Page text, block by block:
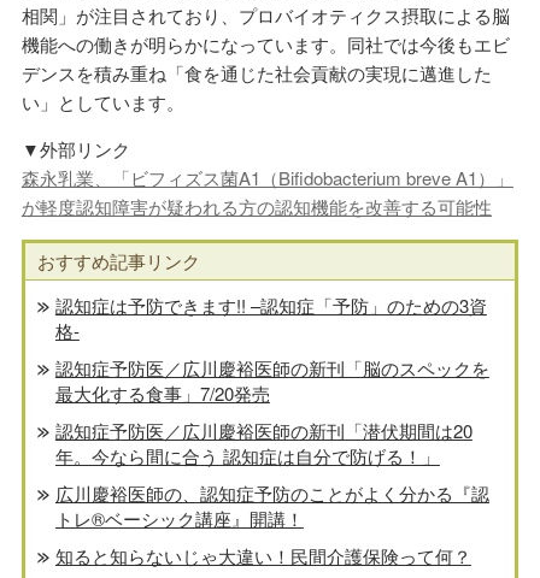
相関」が注目されており、プロバイオティクス摂取による脳
機能への働きが明らかになっています。同社では今後もエビ
デンスを積み重ね「食を通じた社会貢献の実現に邁進した
い」としています。
▼外部リンク
森永乳業、「ビフィズス菌A1（Bifidobacterium breve A1）」
が軽度認知障害が疑われる方の認知機能を改善する可能性
おすすめ記事リンク
認知症は予防できます!! –認知症「予防」のための3資
格-
認知症予防医／広川慶裕医師の新刊「脳のスペックを
最大化する食事」7/20発売
認知症予防医／広川慶裕医師の新刊「潜伏期間は20
年。今なら間に合う 認知症は自分で防げる！」
広川慶裕医師の、認知症予防のことがよく分かる『認
トレ®️ベーシック講座』開講！
知ると知らないじゃ大違い！民間介護保険って何？